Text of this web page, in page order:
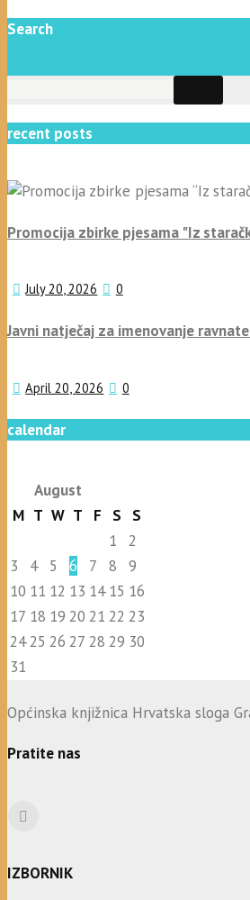
Search
recent posts
Promocija zbirke pjesama "Iz
July 20, 2026 0
Javni natječaj za imenovanje
April 20, 2026 0
calendar
August
M T W T F S
S
1
2
3
4 5 6 7 8
9
10 11 12 13 14 15 16
17 18 19 20 21 22 23
2425 26 27 28 29 30
31
Općinska knjižnica Hrvatska sloga
Pratite nas
IZBORNIK